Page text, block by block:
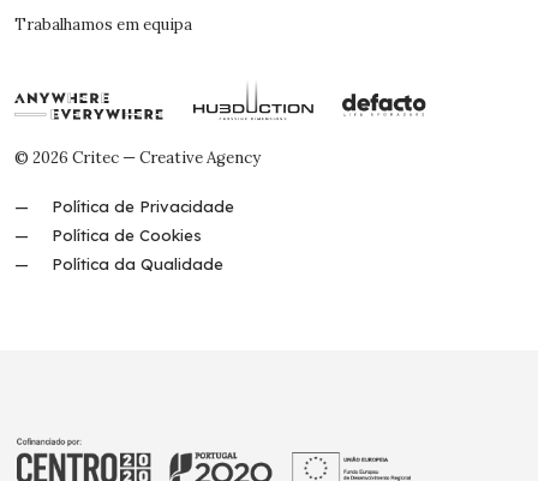
Trabalhamos em equipa
© 2026 Critec — Creative Agency
Política de Privacidade
Política de Cookies
Política da Qualidade